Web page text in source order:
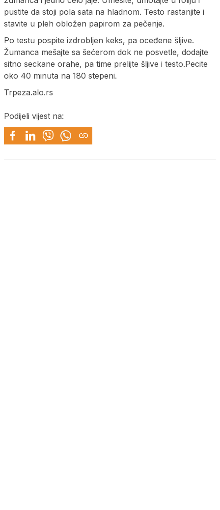
pustite da stoji pola sata na hladnom. Testo rastanjite i
stavite u pleh obložen papirom za pečenje.
Po testu pospite izdrobljen keks, pa oceđene šljive.
Žumanca mešajte sa šećerom dok ne posvetle, dodajte
sitno seckane orahe, pa time prelijte šljive i testo.Pecite
oko 40 minuta na 180 stepeni.
Trpeza.alo.rs
Podijeli vijest na: